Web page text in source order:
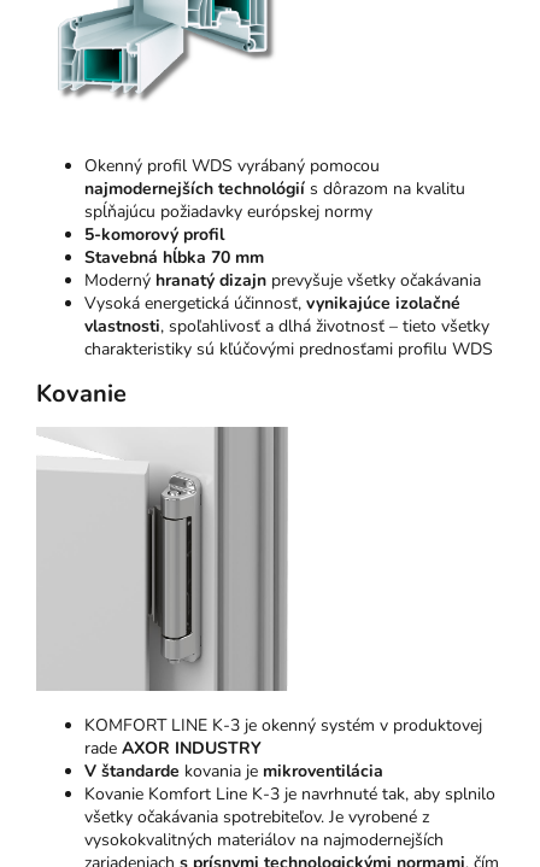
Okenný profil WDS vyrábaný pomocou
najmodernejších technológií s dôrazom na kvalitu
spĺňajúcu požiadavky európskej normy
5-komorový profil
Stavebná hĺbka 70 mm
Moderný hranatý dizajn prevyšuje všetky očakávania
Vysoká energetická účinnosť, vynikajúce izolačné
vlastnosti, spoľahlivosť a dlhá životnosť – tieto všetky
charakteristiky sú kľúčovými prednosťami profilu WDS
Kovanie
KOMFORT LINE K-3 je okenný systém v produktovej
rade AXOR INDUSTRY
V štandarde kovania je mikroventilácia
Kovanie Komfort Line K-3 je navrhnuté tak, aby splnilo
všetky očakávania spotrebiteľov. Je vyrobené z
vysokokvalitných materiálov na najmodernejších